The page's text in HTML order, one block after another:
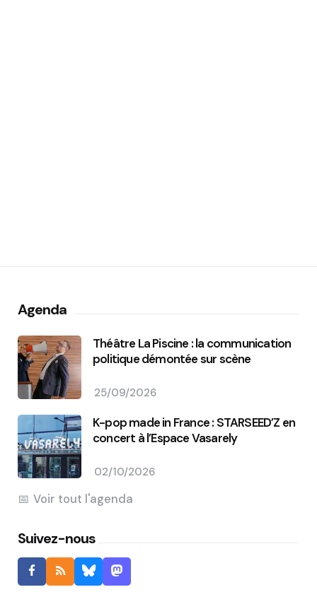
Agenda
Théâtre La Piscine : la communication
politique démontée sur scène
25/09/2026
K-pop made in France : STARSEED’Z en
concert à l’Espace Vasarely
02/10/2026
Voir tout l'agenda
Suivez-nous